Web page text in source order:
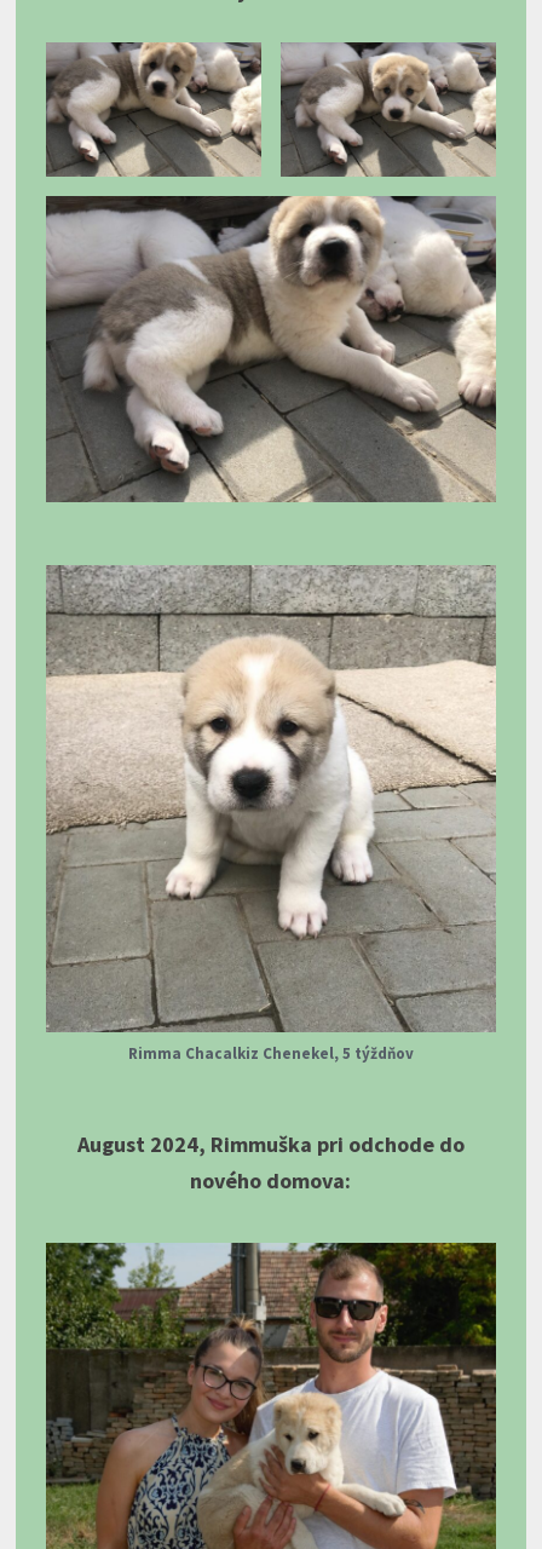
Rimma Chacalkiz Chenekel, 5 týždňov
August 2024, Rimmuška pri odchode do
nového domova: